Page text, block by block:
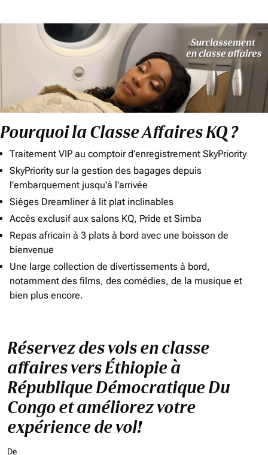
Pourquoi la Classe Affaires KQ ?
Traitement VIP au comptoir d'enregistrement SkyPriority
SkyPriority sur la gestion des bagages depuis
l'embarquement jusqu'à l'arrivée
Sièges Dreamliner à lit plat inclinables
Accès exclusif aux salons KQ, Pride et Simba
Repas africain à 3 plats à bord avec une boisson de
bienvenue
Une large collection de divertissements à bord,
notamment des films, des comédies, de la musique et
bien plus encore.
Réservez des vols en classe
affaires vers Éthiopie à
République Démocratique Du
Congo et améliorez votre
expérience de vol!
De